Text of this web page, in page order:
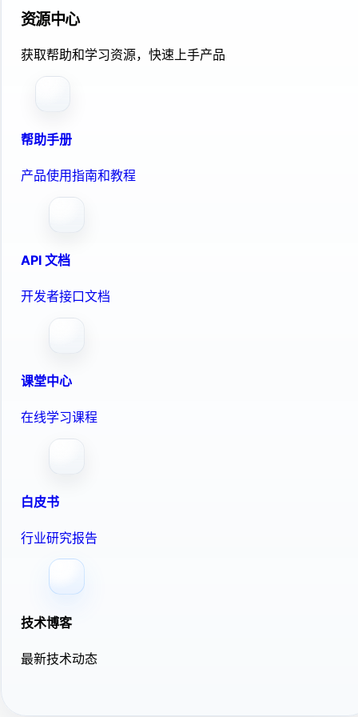
资源中心
获取帮助和学习资源，快速上手产品
帮助手册
产品使用指南和教程
API 文档
开发者接口文档
课堂中心
在线学习课程
白皮书
行业研究报告
技术博客
最新技术动态